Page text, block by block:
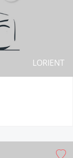
LORIENT